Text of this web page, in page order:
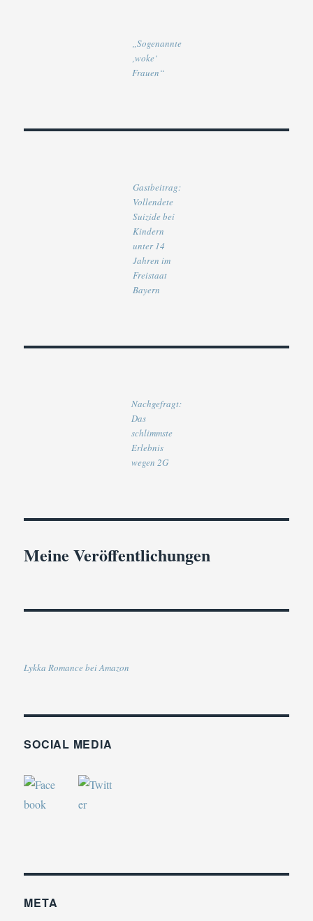
„Sogenannte
‚woke‘
Frauen“
Gastbeitrag:
Vollendete
Suizide bei
Kindern
unter 14
Jahren im
Freistaat
Bayern
Nachgefragt:
Das
schlimmste
Erlebnis
wegen 2G
Meine Veröffentlichungen
Lykka Romance bei Amazon
SOCIAL MEDIA
META